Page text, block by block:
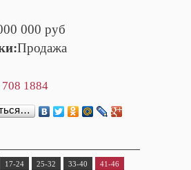
000 руб
Продажа
1884
17-24 25-32 33-40 41-46